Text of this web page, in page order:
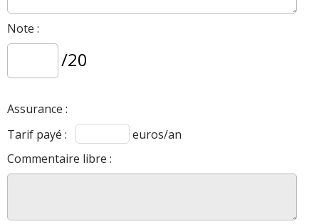
Note :
/20
Assurance :
Tarif payé :
euros/an
Commentaire libre :